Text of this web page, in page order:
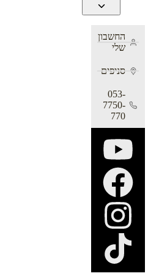
החשבון
שלי
סניפים
053-
7750-
770